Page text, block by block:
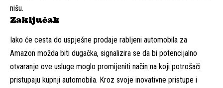
nišu.
Zaključak
Iako će cesta do uspješne prodaje rabljeni automobila za
Amazon možda biti dugačka, signalizira se da bi potencijalno
otvaranje ove usluge moglo promijeniti način na koji potrošači
pristupaju kupnji automobila. Kroz svoje inovativne pristupe i